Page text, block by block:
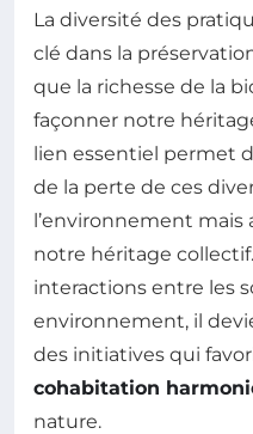
La diversité des
clé dans la
que la richesse de la
façonner notre
lien essentiel permet
de la perte de ces
l’environnement
notre héritage
interactions entre les
environnement, il
des initiatives qui
cohabitation
nature.